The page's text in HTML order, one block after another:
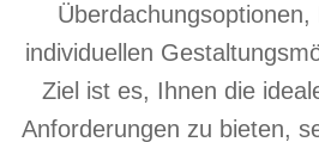
Überdachungsoptionen,
individuellen
Ziel ist es, Ihnen die
Anforderungen zu bieten,